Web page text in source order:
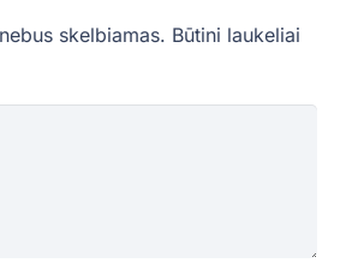
skelbiamas. Būtini laukeliai